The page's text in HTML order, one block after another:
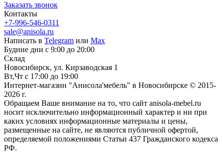
Заказать звонок
Контакты
+7-996-546-0311
sale@anisola.ru
Написать в Telegram или Max
Будние дни с 9:00 до 20:00
Склад
Новосибирск, ул. Кирзаводская 1
Вт,Чт с 17:00 до 19:00
Интернет-магазин "Анисола'мебель" в Новосибирске © 2015-
2026 г.
Обращаем Ваше внимание на то, что сайт anisola-mebel.ru
носит исключительно информационный характер и ни при
каких условиях информационные материалы и цены,
размещенные на сайте, не являются публичной офертой,
определяемой положениями Статьи 437 Гражданского кодекса
РФ.